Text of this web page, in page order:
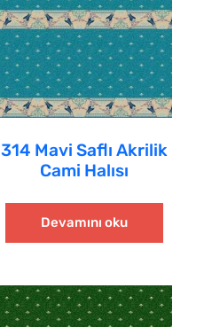
314 Mavi Saflı Akrilik
Cami Halısı
Devamını oku